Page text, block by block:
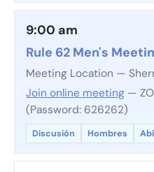
9:00 am
Rule 62 Men's
Meeting Location —
Join online meeting —
(Password: 626262)
Discusión Hombres